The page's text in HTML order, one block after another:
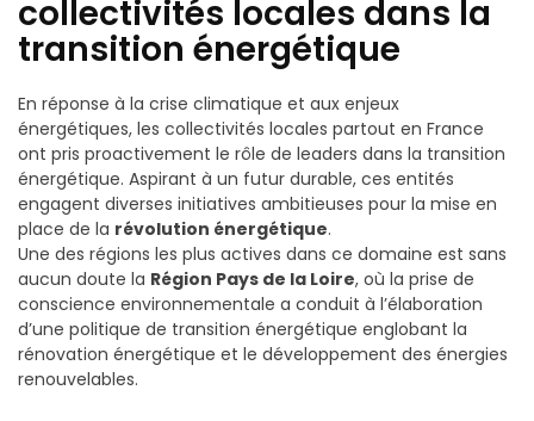
collectivités locales dans la
transition énergétique
En réponse à la crise climatique et aux enjeux
énergétiques, les collectivités locales partout en France
ont pris proactivement le rôle de leaders dans la transition
énergétique. Aspirant à un futur durable, ces entités
engagent diverses initiatives ambitieuses pour la mise en
place de la révolution énergétique.
Une des régions les plus actives dans ce domaine est sans
aucun doute la Région Pays de la Loire, où la prise de
conscience environnementale a conduit à l’élaboration
d’une politique de transition énergétique englobant la
rénovation énergétique et le développement des énergies
renouvelables.